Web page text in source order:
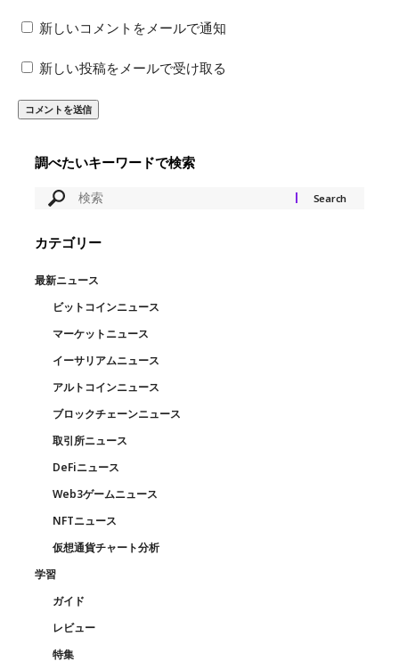
新しいコメントをメールで通知
新しい投稿をメールで受け取る
調べたいキーワードで検索
カテゴリー
最新ニュース
ビットコインニュース
マーケットニュース
イーサリアムニュース
アルトコインニュース
ブロックチェーンニュース
取引所ニュース
DeFiニュース
Web3ゲームニュース
NFTニュース
仮想通貨チャート分析
学習
ガイド
レビュー
特集